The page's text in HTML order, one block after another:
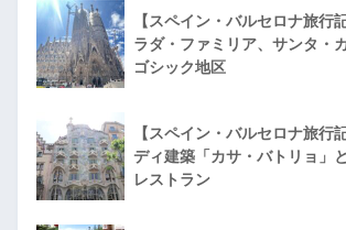
【スペイン・バルセロナ旅行
ラダ・ファミリア、サンタ・
ゴシック地区
【スペイン・バルセロナ旅行
ディ建築「カサ・バトリョ」
レストラン